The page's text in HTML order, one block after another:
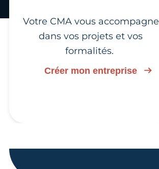
Votre CMA vous accompagne
dans vos projets et vos
formalités.
Créer mon entreprise